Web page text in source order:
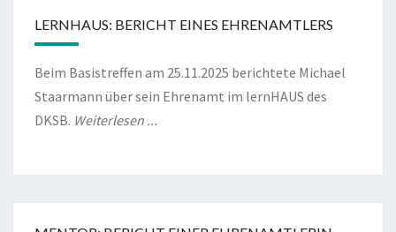
LERNHAUS: BERICHT EINES EHRENAMTLERS
Beim Basistreffen am 25.11.2025 berichtete Michael
Staarmann über sein Ehrenamt im lernHAUS des
DKSB. Weiterlesen ...